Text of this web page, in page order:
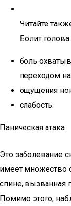
Читайте
Болит
боль
переходом
ощущения
слабость.
Паническая атака
Это заболевание
имеет множество
спине, вызванная
Помимо этого,